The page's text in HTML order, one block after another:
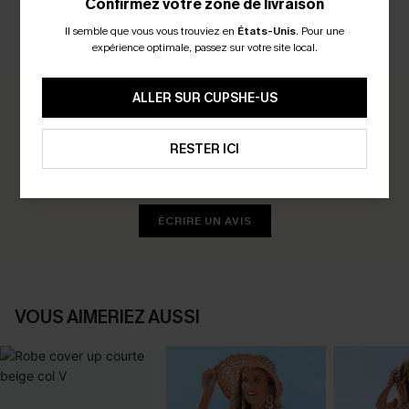
AVIS CLIENTS
Soyez le Premier à Donner Votre Avis
ÉCRIRE UN AVIS
VOUS AIMERIEZ AUSSI
Il semble que vous vous trouviez en États-Unis. Pour une
expérience optimale, passez sur votre site local.
ALLER SUR CUPSHE-US
RESTER ICI